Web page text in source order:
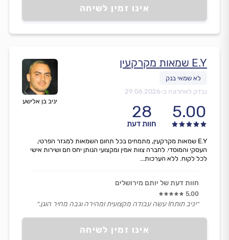
אינו זמין לשיחה
יניב בן אלישע
E.Y שמאות מקרקעין
נבדק לאחרונה ב-29.06.2026
5.00
28
חוות דעת
אינו זמין לשיחה
E.Y שמאות מקרקעין, מתמחים בכל תחום השמאות למגזר הפרטי,
העסקי והמוסדי. לחברה צוות אמין ומקצועי הנותן יחס חם ושירות אישי
לכל לקוח. ללא הערכות...
חוות דעת של יותם מירושלים
5.00
״יניב תותח! עשה עבודה מקצועית ומהירה וגבה מחיר הוגן.״